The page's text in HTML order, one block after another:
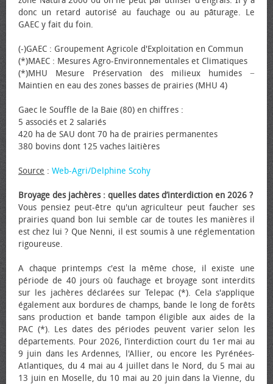
donc un retard autorisé au fauchage ou au pâturage. Le
GAEC y fait du foin.
(-)GAEC : Groupement Agricole d'Exploitation en Commun
(*)MAEC : Mesures Agro-Environnementales et Climatiques
(*)MHU Mesure Préservation des milieux humides −
Maintien en eau des zones basses de prairies (MHU 4)
Gaec le Souffle de la Baie (80) en chiffres :
5 associés et 2 salariés
420 ha de SAU dont 70 ha de prairies permanentes
380 bovins dont 125 vaches laitières
Source : Web-Agri/Delphine Scohy
Broyage des jachères : quelles dates d’interdiction en 2026 ?
Vous pensiez peut-être qu'un agriculteur peut faucher ses
prairies quand bon lui semble car de toutes les manières il
est chez lui ? Que Nenni, il est soumis à une réglementation
rigoureuse.
A chaque printemps c'est la même chose, il existe une
période de 40 jours où fauchage et broyage sont interdits
sur les jachères déclarées sur Telepac (*). Cela s'applique
également aux bordures de champs, bande le long de forêts
sans production et bande tampon éligible aux aides de la
PAC (*). Les dates des périodes peuvent varier selon les
départements. Pour 2026, l’interdiction court du 1er mai au
9 juin dans les Ardennes, l'Allier, ou encore les Pyrénées-
Atlantiques, du 4 mai au 4 juillet dans le Nord, du 5 mai au
13 juin en Moselle, du 10 mai au 20 juin dans la Vienne, du